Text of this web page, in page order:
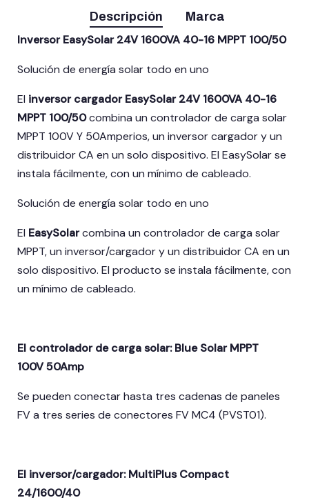
Descripción Marca
Inversor EasySolar 24V 1600VA 40-16 MPPT 100/50
Solución de energía solar todo en uno
El inversor cargador EasySolar 24V 1600VA 40-16
MPPT 100/50combina un controlador de carga solar
MPPT 100V Y 50Amperios, un inversor cargador y un
distribuidor CA en un solo dispositivo. El EasySolar se
instala fácilmente, con un mínimo de cableado.
Solución de energía solar todo en uno
El EasySolarcombina un controlador de carga solar
MPPT, un inversor/cargador y un distribuidor CA en un
solo dispositivo. El producto se instala fácilmente, con
un mínimo de cableado.
El controlador de carga solar: Blue Solar MPPT
100V 50Amp
Se pueden conectar hasta tres cadenas de paneles
FV a tres series de conectores FV MC4 (PVST01).
El inversor/cargador: MultiPlus Compact
24/1600/40